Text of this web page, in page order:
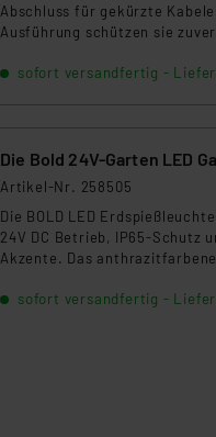
Abschluss für gekürzte
Ausführung schützen sie
sofort versandfertig -
Die Bold 24V-Garten LED
Artikel-Nr. 258505
Die BOLD LED
24V DC Betrieb, IP65-Schutz
Akzente. Das
sofort versandfertig -